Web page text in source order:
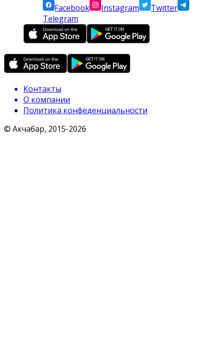
Facebook
Instagram
Twitter
Telegram
Контакты
О компании
Политика конфеденциальности
© Акчабар, 2015-2026